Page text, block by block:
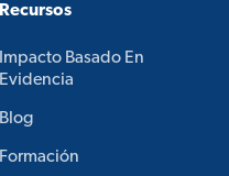
Recursos
Impacto Basado En
Evidencia
Blog
Formación